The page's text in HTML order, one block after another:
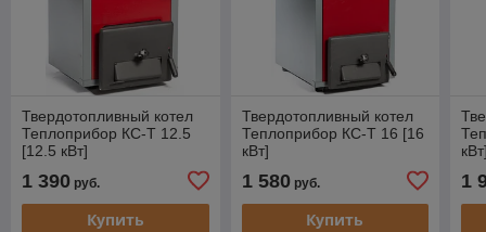
Твердотопливный котел
Теплоприбор КС-Т 12.5
[12.5 кВт]
1 390 руб.
Купить
Твердотопливный котел
Теплоприбор КС-Т 16 [16
кВт]
1 580руб.
Купить
1